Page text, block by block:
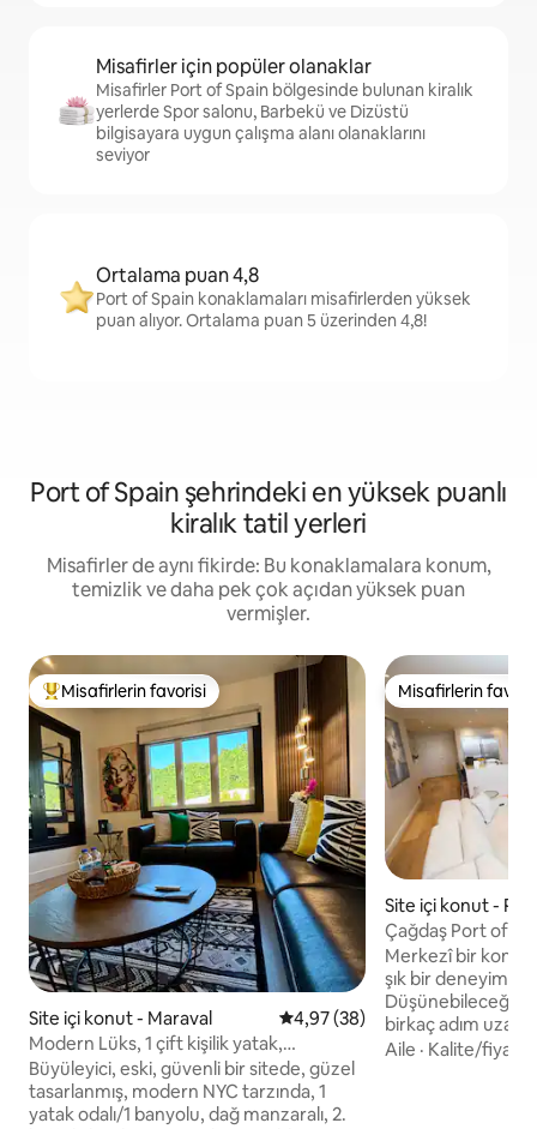
Misafirler için popüler olanaklar
Misafirler Port of Spain bölgesinde bulunan kiralık
yerlerde Spor salonu, Barbekü ve Dizüstü
bilgisayara uygun çalışma alanı olanaklarını
seviyor
Ortalama puan 4,8
Port of Spain konaklamaları misafirlerden yüksek
puan alıyor. Ortalama puan 5 üzerinden 4,8!
Port of Spain şehrindeki en yüksek puanlı
kiralık tatil yerleri
Misafirler de aynı fikirde: Bu konaklamalara konum,
temizlik ve daha pek çok açıdan yüksek puan
vermişler.
Misafirlerin favorilerinden en beğenilenler arasında
Misafirlerin favorisi
Site içi konut - Maraval 5 üzerinden ortalama 4,97
4,97 (38)
Modern Lüks, 1 çift kişilik yatak,
manzaralı 1 banyo.
Büyüleyici, eski, güvenli bir sitede, güzel
tasarlanmış, modern NYC tarzında, 1
yatak odalı/1 banyolu, dağ manzaralı, 2.
Misafirlerin
Misafirlerin
Site içi konut -
Çağdaş Port of
Merkezî bir
şık bir deneyimin
birkaç adım uzaklıktadır.
en iyi restoranlar,
Aile · Kalite/fiyat